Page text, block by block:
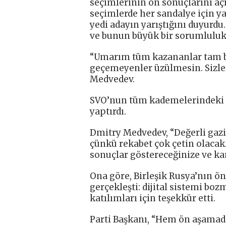
seçimlerinin ön sonuçlarını
seçimlerde her sandalye için
yedi adayın yarıştığını
ve bunun büyük bir
“Umarım tüm kazananlar tam
geçemeyenler üzülmesin.
Medvedev.
SVO’nun tüm kademelerindeki
yaptırdı.
Dmitry Medvedev, “Değerli
çünkü rekabet çok çetin
sonuçlar göstereceğinize ve
Ona göre, Birleşik Rusya’nın
gerçekleşti: dijital sistemi
katılımları için teşekkür etti.
Parti Başkanı, “Hem ön